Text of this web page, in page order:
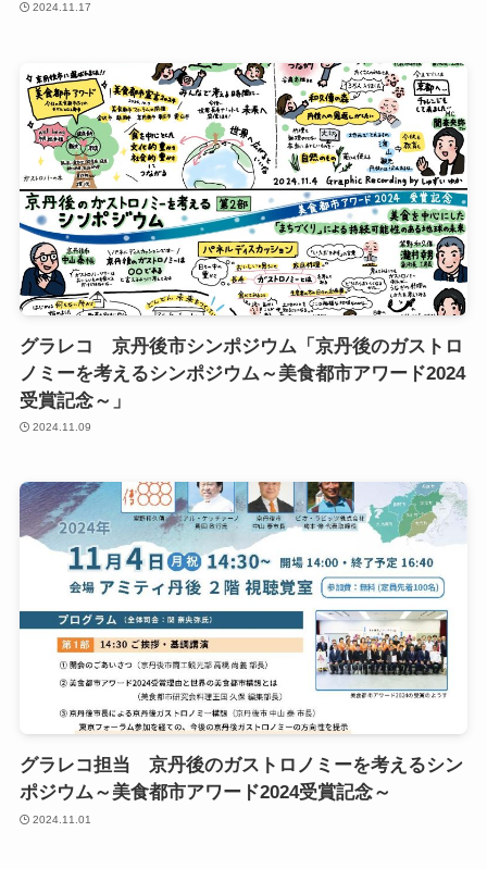
2024.11.17
グラレコ 京丹後市シンポジウム「京丹後のガストロ
ノミーを考えるシンポジウム～美食都市アワード2024
受賞記念～」
2024.11.09
グラレコ担当 京丹後のガストロノミーを考えるシン
ポジウム～美食都市アワード2024受賞記念～
2024.11.01